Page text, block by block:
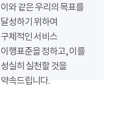
이와 같은 우리의 목표를
달성하기 위하여
구체적인 서비스
이행표준을 정하고, 이를
성실히 실천할 것을
약속드립니다.